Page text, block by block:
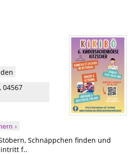
,04567
›
Schnäppchen finden und
f..